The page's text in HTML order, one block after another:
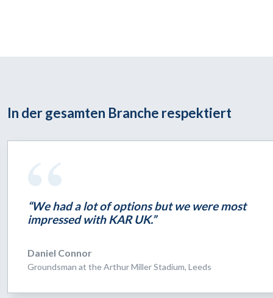
In der gesamten Branche respektiert
“We had a lot of options but we were most
impressed with KAR UK.”
Daniel Connor
Groundsman at the Arthur Miller Stadium, Leeds